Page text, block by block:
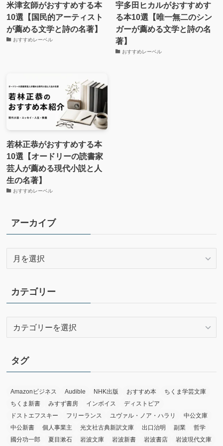
米津玄師がおすすめする本
10選【国民的アーティスト
が薦める文学と詩の名著】
おすすめレーベル
宇多田ヒカルがおすすめす
る本10選【唯一無二のシン
ガーが薦める文学と詩の名
著】
おすすめレーベル
若林正恭がおすすめする本
10選【オードリーの読書家
芸人が薦める現代小説と人
生の名著】
おすすめレーベル
アーカイブ
イ
ブ
カテゴリー
リ
ー
タグ
Amazonビジネス Audible NHK出版 おすすめ本
ちくま学芸文庫
ちくま新書
みすず書房 インボイス
ディストピア
ドストエフスキー
フリーランス ユヴァル・ノア・ハラリ
中公文庫
中公新書
個人事業主 光文社古典新訳文庫 出口治明 副業
哲学
國分功一郎
夏目漱石 岩波文庫 岩波新書 岩波書店 岩波現代文庫